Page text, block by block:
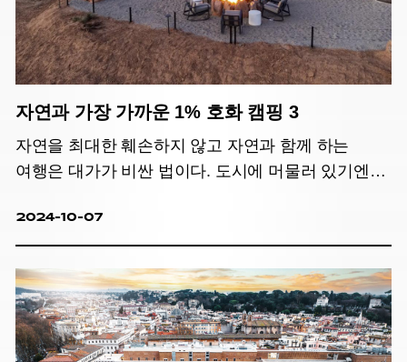
자연과 가장 가까운 1% 호화 캠핑 3
자연을 최대한 훼손하지 않고 자연과 함께 하는
여행은 대가가 비싼 법이다. 도시에 머물러 있기엔
소개한다.
2024-10-07